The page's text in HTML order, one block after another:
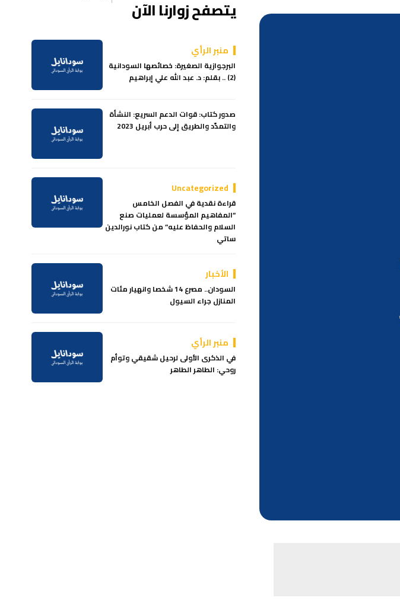
يتصفح زوارنا الآن
منبر الرأي
البرجوازية الصغيرة: خصائصها السودانية
(2) .. بقلم: د. عبد الله علي إبراهيم
صدور كتاب: قوات الدعم السريع: النشأة
والتمدّد والطريق إلى حرب أبريل 2023
Uncategorized
قراءة نقدية في الفصل الخامس
“المفاهيم المؤسسة لعمليات صنع
السلام والحفاظ عليه” من كتاب نورالدين
ساتي
الأخبار
السودان.. مصرع 14 شخصا وانهيار مئات
المنازل جراء السيول
منبر الرأي
في الذكرى الأولى لرحيل شقيقي وتوأم
روحي: الطاهر الطاهر